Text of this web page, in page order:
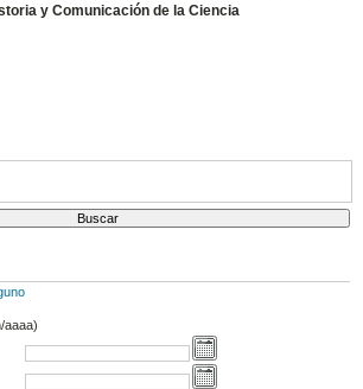
y Comunicación de la Ciencia
aaaa)